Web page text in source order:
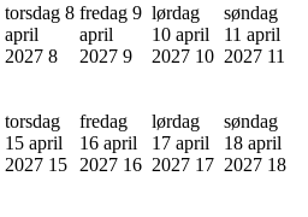
torsdag 8
april
2027 8
fredag 9
april
2027 9
lørdag
10 april
2027 10
søndag
11 april
2027 11
torsdag
15 april
2027 15
fredag
16 april
2027 16
lørdag
17 april
2027 17
søndag
18 april
2027 18